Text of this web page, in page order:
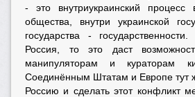
- это внутриукраинский процесс
общества, внутри украинской
государства -
Россия, то это даст
манипуляторам и кураторам
Соединённым Штатам и Европе тут
Россию и сделать этот конфликт